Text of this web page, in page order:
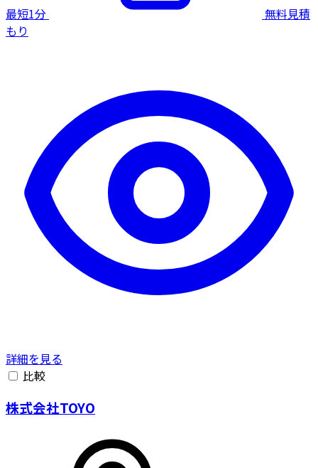
最短1分
無料見積
もり
詳細を見る
比較
株式会社TOYO